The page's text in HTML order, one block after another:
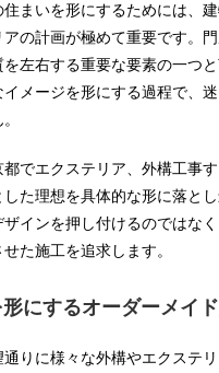
まいを形にするためには、
の計画が極めて重要です。門
を左右する重要な要素の一つ
メージを形にする過程で、
でエクステリア、外構工事す
た理想を具体的な形に落と
インを押し付けるのではな
た施工を追求します。
にするオーダーメイ
りに様々な外構やエクステ